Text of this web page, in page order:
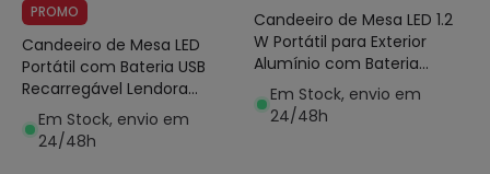
PROMO
Candeeiro de Mesa LED
Portátil com Bateria USB
Recarregável Lendora
Smoke
Em Stock, envio em
24/48h
Candeeiro de Mesa LED 1.2
W Portátil para Exterior
Alumínio com Bateria
Recarregável Willox
Em Stock, envio em
24/48h